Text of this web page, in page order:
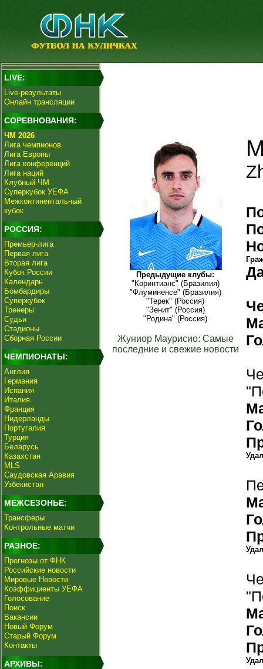
LIVE:
Live-результаты
Онлайн трансляции
СОРЕВНОВАНИЯ:
ЧМ 2026
Лига чемпионов
Лига Европы
Лига конференций
Лига наций
Клубный ЧМ
Суперкубок УЕФА
Межконтинентальный
кубок
РОССИЯ:
Премьер-лига
Первая лига
Вторая лига
Кубок России
Календарь
Бомбардиры
Суперкубок
Тренеры
Судьи
Стадионы
Сборная России
ЧЕМПИОНАТЫ:
Англия
Германия
Испания
Италия
Франция
Нидерланды
Португалия
Турция
Беларусь
Казахстан
MLS
Саудовская Аравия
Узбекистан
МЕЖСЕЗОНЬЕ:
Трансферы
Контрольные матчи
РАЗНОЕ:
Прогнозы от ФНК
Российские новости
Мировые Новости
Коэффициенты УЕФА
Голосование
Поиск
Вакансии
Новый Форум
Старый Форум
Контакты
АРХИВЫ:
Предыдущие клубы:
"Коринтианс" (Бразилия)
"Флуминенсе" (Бразилия)
"Терек" (Россия)
"Зенит" (Россия)
"Родина" (Россия)
Жуниор Маурисио: Самые
последние и свежие новости